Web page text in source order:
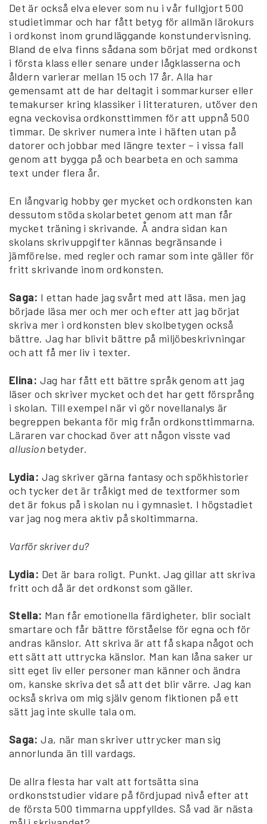
Det är också elva elever som nu i vår fullgjort 500
studietimmar och har fått betyg för allmän lärokurs
i ordkonst inom grundläggande konstundervisning.
Bland de elva finns sådana som börjat med ordkonst
i första klass eller senare under lågklasserna och
åldern varierar mellan 15 och 17 år. Alla har
gemensamt att de har deltagit i sommarkurser eller
temakurser kring klassiker i litteraturen, utöver den
egna veckovisa ordkonsttimmen för att uppnå 500
timmar. De skriver numera inte i häften utan på
datorer och jobbar med längre texter – i vissa fall
genom att bygga på och bearbeta en och samma
text under flera år.
En långvarig hobby ger mycket och ordkonsten kan
dessutom stöda skolarbetet genom att man får
mycket träning i skrivande. Å andra sidan kan
skolans skrivuppgifter kännas begränsande i
jämförelse, med regler och ramar som inte gäller för
fritt skrivande inom ordkonsten.
Saga: I ettan hade jag svårt med att läsa, men jag
började läsa mer och mer och efter att jag börjat
skriva mer i ordkonsten blev skolbetygen också
bättre. Jag har blivit bättre på miljöbeskrivningar
och att få mer liv i texter.
Elina: Jag har fått ett bättre språk genom att jag
läser och skriver mycket och det har gett försprång
i skolan. Till exempel när vi gör novellanalys är
begreppen bekanta för mig från ordkonsttimmarna.
Läraren var chockad över att någon visste vad
allusionbetyder.
Lydia: Jag skriver gärna fantasy och spökhistorier
och tycker det är tråkigt med de textformer som
det är fokus på i skolan nu i gymnasiet. I högstadiet
var jag nog mera aktiv på skoltimmarna.
Varför skriver du?
Lydia: Det är bara roligt. Punkt. Jag gillar att skriva
fritt och då är det ordkonst som gäller.
Stella: Man får emotionella färdigheter, blir socialt
smartare och får bättre förståelse för egna och för
andras känslor. Att skriva är att få skapa något och
ett sätt att uttrycka känslor. Man kan låna saker ur
sitt eget liv eller personer man känner och ändra
om, kanske skriva det så att det blir värre. Jag kan
också skriva om mig själv genom fiktionen på ett
sätt jag inte skulle tala om.
Saga:Ja, när man skriver uttrycker man sig
annorlunda än till vardags.
De allra flesta har valt att fortsätta sina
ordkonststudier vidare på fördjupad nivå efter att
de första 500 timmarna uppfylldes. Så vad är nästa